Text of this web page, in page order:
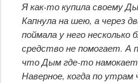
Я как-то купила своему
Капнула на шею, а через
поймала у него несколько
средство не помогает. А
что Дым где-то
Наверное, когда по утрам